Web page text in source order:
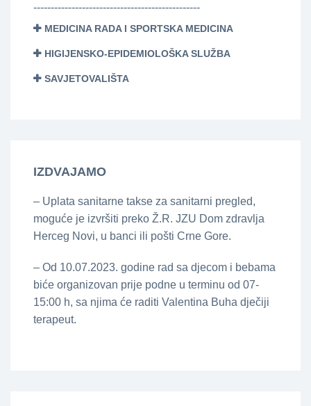
------------------------------------------------
MEDICINA RADA I SPORTSKA MEDICINA
HIGIJENSKO-EPIDEMIOLOŠKA SLUŽBA
SAVJETOVALIŠTA
IZDVAJAMO
– Uplata sanitarne takse za sanitarni pregled,
moguće je izvršiti preko Ž.R. JZU Dom zdravlja
Herceg Novi, u banci ili pošti Crne Gore.
– Od 10.07.2023. godine rad sa djecom i bebama
biće organizovan prije podne u terminu od 07-
15:00 h, sa njima će raditi Valentina Buha dječiji
terapeut.